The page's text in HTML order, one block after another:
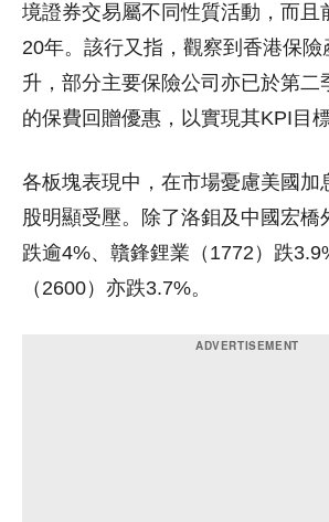
境證券交易屬不同性質活動，而且
20年。該行又指，觀察到香港保險
升，部分主要保險公司亦已於第二
的保費回贈優惠，以實現其KPI目標
各板塊表現中，在市場憂慮美國加
股明顯受壓。除了洛鉬及中國宏橋
跌逾4%、贛鋒鋰業（1772）跌
（2600）亦跌3.7%。